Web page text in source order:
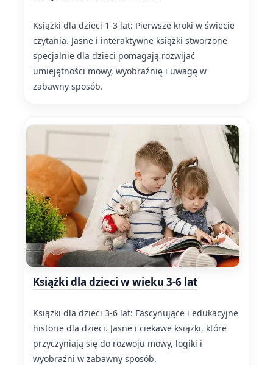
Książki dla dzieci 1-3 lat: Pierwsze kroki w świecie
czytania. Jasne i interaktywne książki stworzone
specjalnie dla dzieci pomagają rozwijać
umiejętności mowy, wyobraźnię i uwagę w
zabawny sposób.
Książki dla dzieci w wieku 3-6 lat
Książki dla dzieci 3-6 lat: Fascynujące i edukacyjne
historie dla dzieci. Jasne i ciekawe książki, które
przyczyniają się do rozwoju mowy, logiki i
wyobraźni w zabawny sposób.